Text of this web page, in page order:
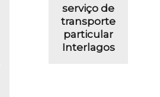
serviço de
transporte
particular
Interlagos